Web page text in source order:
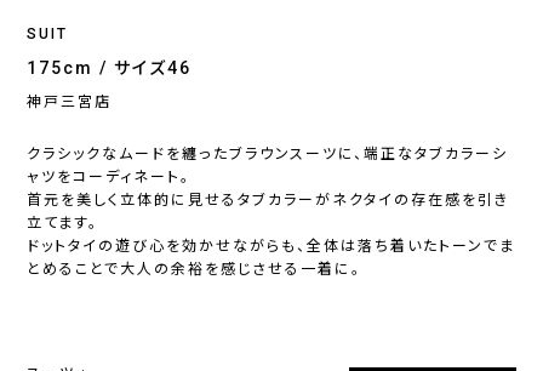
SUIT
175cm / サイズ46
神戸三宮店
クラシックなムードを纏ったブラウンスーツに、端正なタブカラーシ
ャツをコーディネート。
首元を美しく立体的に見せるタブカラーがネクタイの存在感を引き
立てます。
ドットタイの遊び心を効かせながらも、全体は落ち着いたトーンでま
とめることで大人の余裕を感じさせる一着に。